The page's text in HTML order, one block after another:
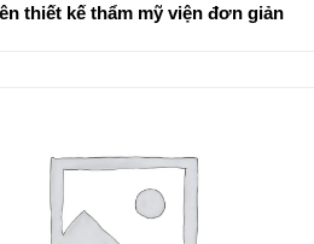
thiết kế thẩm mỹ viện đơn giản